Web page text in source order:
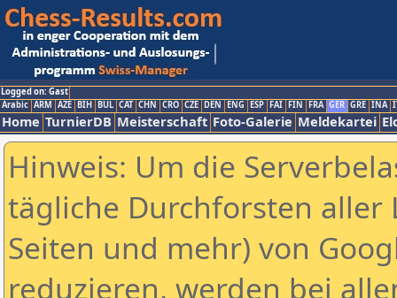
Logged on: Gast
Arabic ARM AZE BIH BUL CAT CHN CRO CZE DEN ENG ESP FAI FIN FRA GER GRE INA
Home TurnierDB Meisterschaft Foto-Galerie Meldekartei
Hinweis: Um die
tägliche Durchforsten aller
Seiten und mehr) von
reduzieren, werden bei